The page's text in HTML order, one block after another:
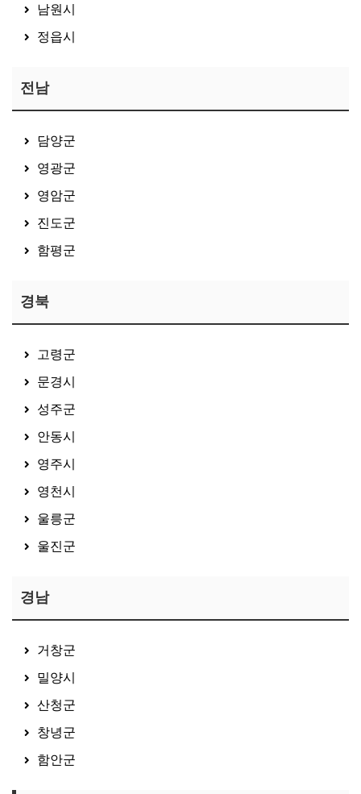
남원시
정읍시
전남
담양군
영광군
영암군
진도군
함평군
경북
고령군
문경시
성주군
안동시
영주시
영천시
울릉군
울진군
경남
거창군
밀양시
산청군
창녕군
함안군